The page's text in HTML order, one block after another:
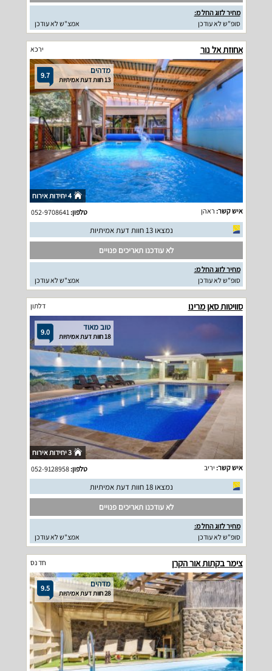
מחיר לזוג החל מ:
סופ"ש לא עודכן
אמצ"ש לא עודכן
אחוזת אל נור ירכא
9.7 מדהים
13 חוות דעת אמיתיות
4 יחידות אירוח
איש קשר: ראהן טלפון:
נמצאו 13 חוות דעת אמיתיות
לא עודכנו תאריכים פנויים
מחיר לזוג החל מ:
סופ"ש לא עודכן
אמצ"ש לא עודכן
סוויטות סאן מרינו דלתון
9.0 טוב מאוד
18 חוות דעת אמיתיות
3 יחידות אירוח
איש קשר: יריב טלפון:052-9128958
נמצאו 18 חוות דעת אמיתיות
לא עודכנו תאריכים פנויים
מחיר לזוג החל מ:
סופ"ש לא עודכן
אמצ"ש לא עודכן
צימר בקתות אור הקרן חד נס
9.5 מדהים
28 חוות דעת אמיתיות